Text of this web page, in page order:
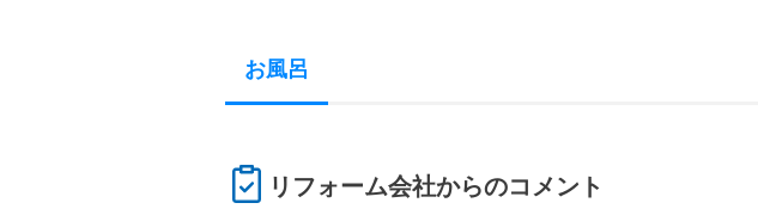
お風呂
リフォーム会社からのコメント